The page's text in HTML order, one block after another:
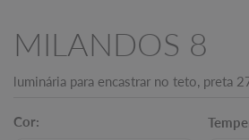
MILANDOS 8
luminária para encastrar no teto, preta
Cor: